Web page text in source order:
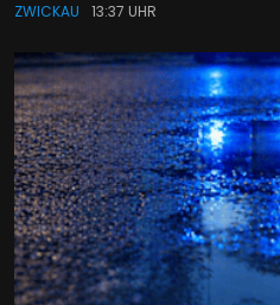
ZWICKAU 13:37 UHR